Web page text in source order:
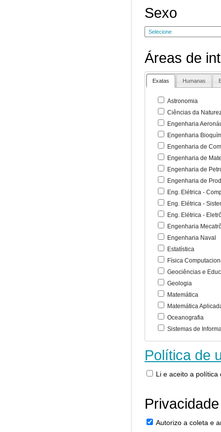
Sexo
Áreas de
Exatas Humanas
Astronomia
Ciências da
Engenharia
Engenharia
Engenharia de
Engenharia de
Engenharia de
Engenharia de
Eng. Elétrica -
Eng. Elétrica -
Eng. Elétrica -
Engenharia
Engenharia Naval
Estatística
Física
Geociências e
Geologia
Matemática
Matemática
Oceanografia
Sistemas de
Política de
Li e aceito a política
Autorizo a coleta e